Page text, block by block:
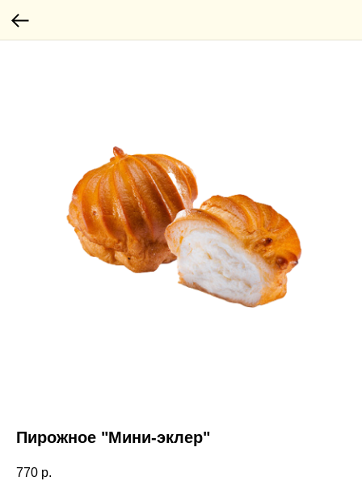
Пирожное "Мини-эклер"
770 р.